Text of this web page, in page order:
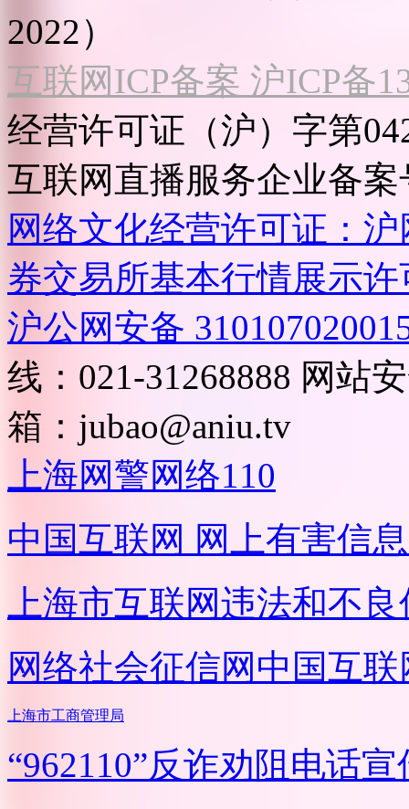
2022）
互联网ICP备案 沪ICP备
经营许可证（沪）字第
互联网直播服务企业备案
网络文化经营许可证：
券交易所基本行情展示许
沪公网安备
线：021-31268888 网站
箱： jubao@aniu.tv
上海网警网络110
中国互联网 网上有害信
上海市互联网违法和不
网络社会征信网 中国互
上海市工商管理局
“962110”反诈劝阻电话宣